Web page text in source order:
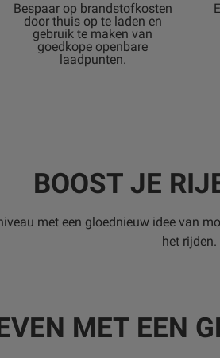
Bespaar op brandstofkosten
door thuis op te laden en
gebruik te maken van
goedkope openbare
laadpunten.
BOOST JE
met een gloednieuw idee van
het rijden.
MET EEN